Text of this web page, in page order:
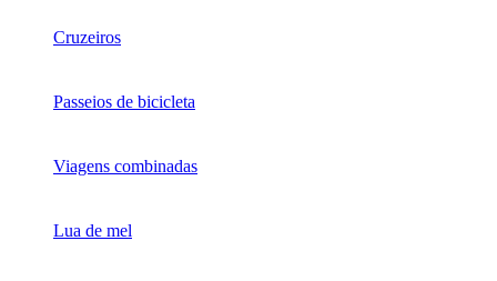
Cruzeiros
Passeios de bicicleta
Viagens combinadas
Lua de mel